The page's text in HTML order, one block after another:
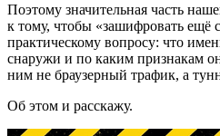
Поэтому значительная часть
к тому, чтобы «зашифровать ещё
практическому вопросу: что
снаружи и по каким признакам
ним не браузерный трафик, а
Об этом и расскажу.